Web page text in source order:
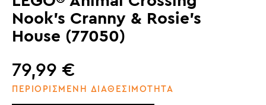
Nook's Cranny & Rosie's
House (77050)
79,99 €
ΠΕΡΙΟΡΙΣΜΕΝΗ ΔΙΑΘΕΣΙΜΟΤΗΤΑ